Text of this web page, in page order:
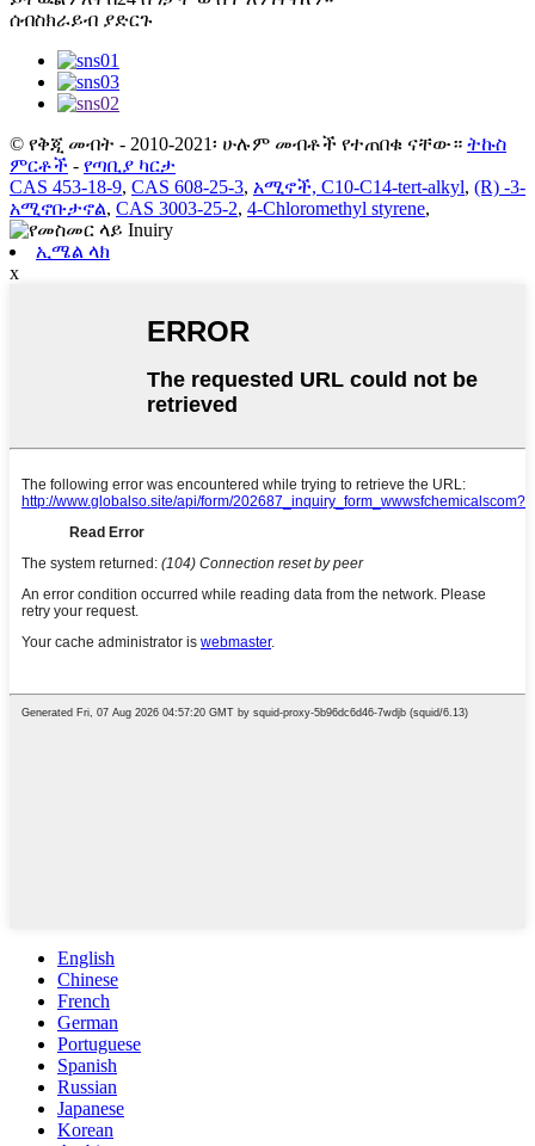
ሰብስክራይብ ያድርጉ
© የቅጂ መብት - 2010-2021፡ ሁሉም መብቶች የተጠበቁ ናቸው። ትኩስ
ምርቶች - የጣቢያ ካርታ
CAS 453-18-9, CAS 608-25-3, አሚኖች, C10-C14-tert-alkyl, (R) -3-
አሚኖቡታኖል, CAS 3003-25-2, 4-Chloromethyl styrene,
ኢሜል ላክ
x
English
Chinese
French
German
Portuguese
Spanish
Russian
Japanese
Korean